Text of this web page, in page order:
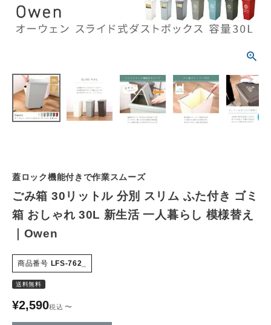
meeting_room ログイン person 会員登録
シーンから選ぶ
テイストから選ぶ
ご利用ガイド
プライバシーポリシー
特定商取引法について
会社概要
よくある質問
蓋ロック機能付きで作業スムーズ
ごみ箱 30リットル 分別 スリム ふた付き ゴミ
箱 おしゃれ 30L 新生活 一人暮らし 模様替え
｜Owen
商品番号 LFS-762_
送料無料
¥2,590税込 〜